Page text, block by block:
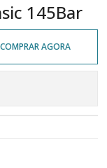
145Bar
COMPRAR AGORA